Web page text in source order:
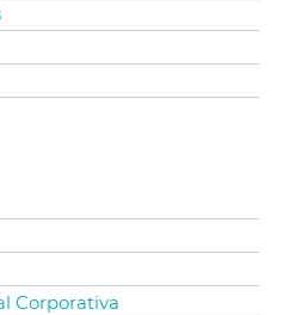
Corporativa